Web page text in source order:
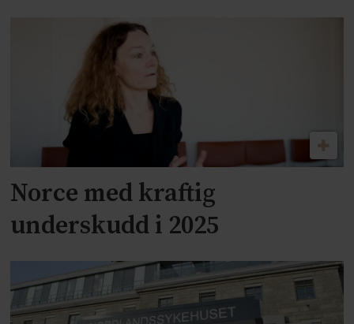
Norce med kraftig
underskudd i 2025